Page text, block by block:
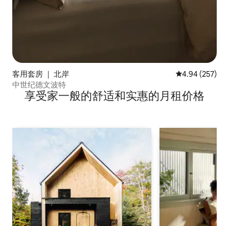
客用套房 ｜ 北岸 平均评分 4.94
4.94 (257)
中世纪德文波特
享受家一般的舒适和实惠的月租价格